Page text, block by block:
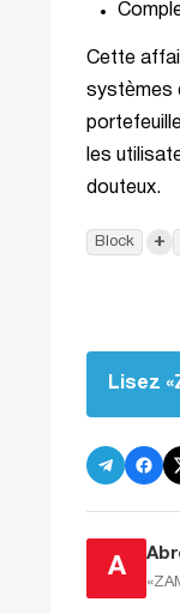
Cette
systèmes
les
douteux.
Block +
Lisez
A